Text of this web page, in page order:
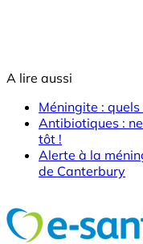
A lire aussi
Méningite :
Antibiotiques :
tôt !
Alerte à la
de Canterbury